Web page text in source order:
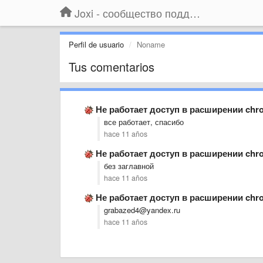
Joxi - сообщество поддержки
Perfil de usuario Noname
Tus comentarios
Не работает доступ в расширении
все работает, спасибо
hace 11 años
Не работает доступ в расширении
без заглавной
hace 11 años
Не работает доступ в расширении
grabazed4@yandex.ru
hace 11 años